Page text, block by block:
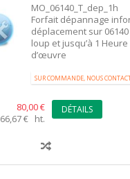
MO_06140_T_dep_1h
Forfait dépannage
déplacement sur
loup et jusqu’à 1
d’œuvre
SUR COMMANDE, NOUS
80,00 €
66,67 € ht.
DÉTAILS